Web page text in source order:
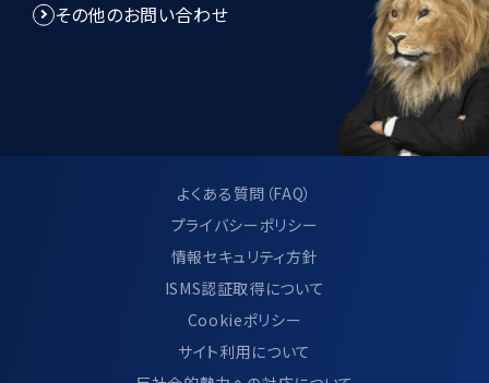
その他のお問い合わせ
よくある質問（FAQ）
プライバシーポリシー
情報セキュリティ方針
ISMS認証取得について
Cookieポリシー
サイト利用について